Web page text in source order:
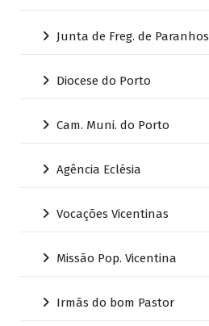
Junta de Freg. de Paranhos
Diocese do Porto
Cam. Muni. do Porto
Agência Eclésia
Vocações Vicentinas
Missão Pop. Vicentina
Irmãs do bom Pastor